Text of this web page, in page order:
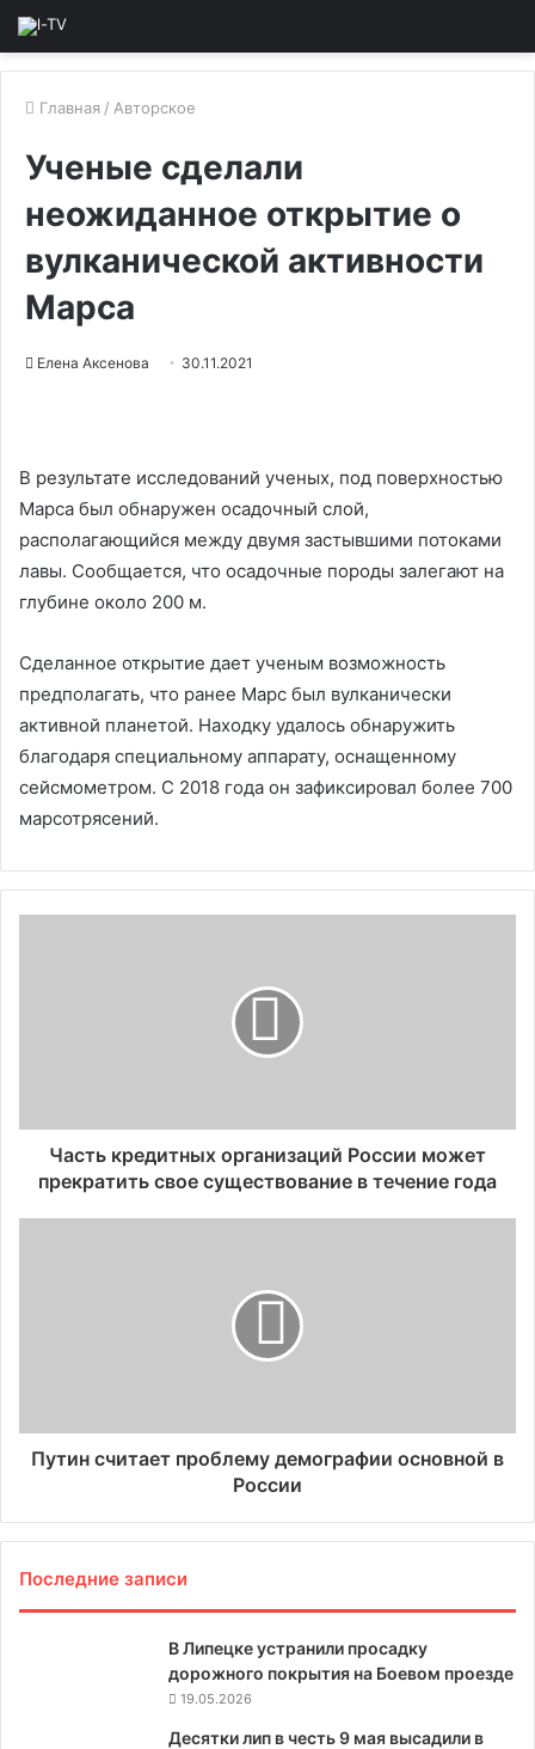
Главная / Авторское
Ученые сделали
неожиданное открытие о
вулканической активности
Марса
Елена Аксенова 30.11.2021
В результате исследований ученых, под поверхностью
Марса был обнаружен осадочный слой,
располагающийся между двумя застывшими потоками
лавы. Сообщается, что осадочные породы залегают на
глубине около 200 м.
Сделанное открытие дает ученым возможность
предполагать, что ранее Марс был вулканически
активной планетой. Находку удалось обнаружить
благодаря специальному аппарату, оснащенному
сейсмометром. С 2018 года он зафиксировал более 700
марсотрясений.
Часть кредитных организаций России может
прекратить свое существование в течение года
Путин считает проблему демографии основной в
России
Последние записи
В Липецке устранили просадку
дорожного покрытия на Боевом проезде
19.05.2026
Десятки лип в честь 9 мая высадили в